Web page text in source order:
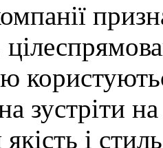
зустріти
і